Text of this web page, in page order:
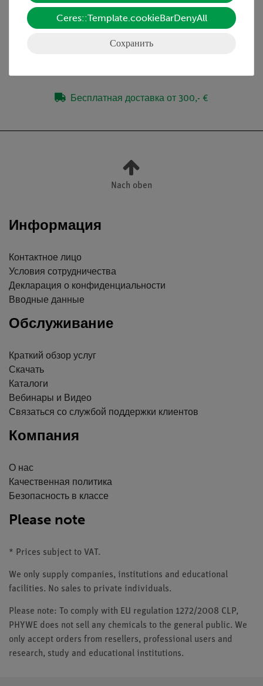
Объём поставки
Бесплатная доставка от 300,- €
Nach oben
Информация
Контактное лицо
Условия сотрудничества
Декларация о конфиденциальности
Вводные данные
Обслуживание
Краткий обзор услуг
Скачать
Каталоги
Вебинары и Видео
Связаться со службой поддержки клиентов
Компания
О нас
Качественная политика
Безопасность в классе
Please note
* Prices subject to VAT.
We only supply companies, institutions and educational
facilities. No sales to private individuals.
Please note: To comply with EU regulation 1272/2008 CLP,
PHYWE does not sell any chemicals to the general public. We
only accept orders from resellers, professional users and
research, study and educational institutions.
Ceres::Template.cookieBarDenyAll
Сохранить